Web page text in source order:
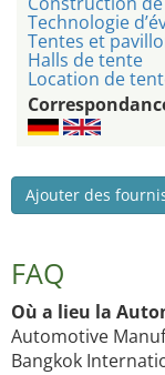
Technologie
Tentes et
Halls de tente
Location de
Ajouter des
FAQ
Où a lieu la
Automotive
Bangkok